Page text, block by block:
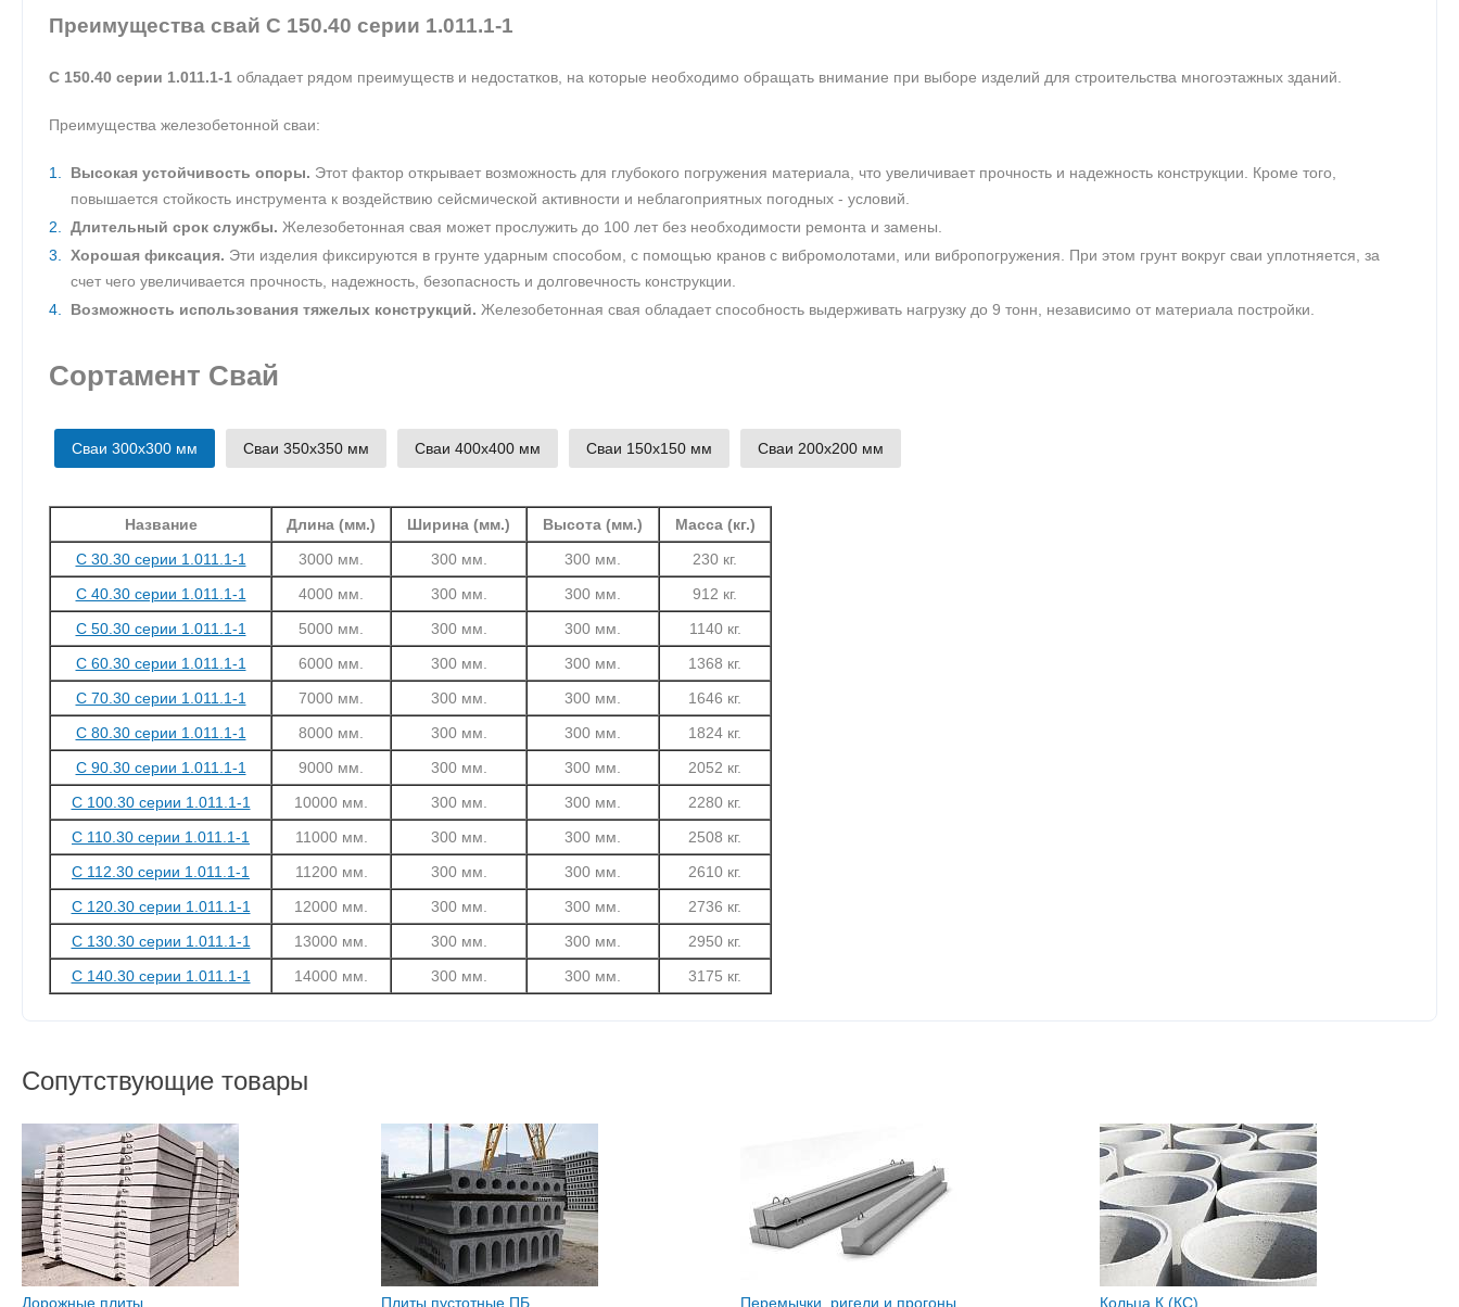
Преимущества свай С 150.40 серии 1.011.1-1
С 150.40 серии 1.011.1-1 обладает рядом преимуществ и недостатков, на которые необходимо обращать внимание при выборе изделий для строительства многоэтажных зданий.
Преимущества железобетонной сваи:
Высокая устойчивость опоры. Этот фактор открывает возможность для глубокого погружения материала, что увеличивает прочность и надежность конструкции. Кроме того,
повышается стойкость инструмента к воздействию сейсмической активности и неблагоприятных погодных - условий.
Длительный срок службы. Железобетонная свая может прослужить до 100 лет без необходимости ремонта и замены.
Хорошая фиксация. Эти изделия фиксируются в грунте ударным способом, с помощью кранов с вибромолотами, или вибропогружения. При этом грунт вокруг сваи уплотняется, за
счет чего увеличивается прочность, надежность, безопасность и долговечность конструкции.
Возможность использования тяжелых конструкций. Железобетонная свая обладает способность выдерживать нагрузку до 9 тонн, независимо от материала постройки.
Сортамент Свай
Сваи 300х300 мм Сваи 350х350 мм Сваи 400х400 мм Сваи 150х150 мм Сваи 200х200 мм
Название Длина (мм.) Ширина (мм.) Высота (мм.)
Масса (кг.)
С 30.30 серии 1.011.1-1
3000 мм. 300 мм. 300 мм.
230 кг.
С 40.30 серии 1.011.1-1
4000 мм. 300 мм. 300 мм.
912 кг.
С 50.30 серии 1.011.1-1
5000 мм. 300 мм. 300 мм.
1140 кг.
С 60.30 серии 1.011.1-1
6000 мм. 300 мм. 300 мм.
1368 кг.
С 70.30 серии 1.011.1-1
7000 мм. 300 мм. 300 мм.
1646 кг.
С 80.30 серии 1.011.1-1
8000 мм. 300 мм. 300 мм.
1824 кг.
С 90.30 серии 1.011.1-1
9000 мм. 300 мм. 300 мм.
2052 кг.
С 100.30 серии 1.011.1-1
10000 мм. 300 мм. 300 мм.
2280 кг.
С 110.30 серии 1.011.1-1
11000 мм. 300 мм. 300 мм.
2508 кг.
С 112.30 серии 1.011.1-1
11200 мм. 300 мм. 300 мм.
2610 кг.
С 120.30 серии 1.011.1-1
12000 мм. 300 мм. 300 мм.
2736 кг.
С 130.30 серии 1.011.1-1
13000 мм. 300 мм. 300 мм.
2950 кг.
С 140.30 серии 1.011.1-1
14000 мм. 300 мм. 300 мм. 3175 кг.
Сопутствующие товары
Дорожные плиты Плиты пустотные ПБ Перемычки, ригели и прогоны Кольца К (КС)